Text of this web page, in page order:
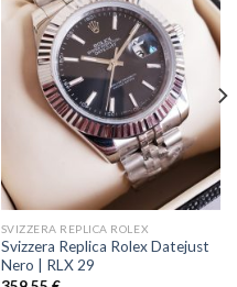
SVIZZERA REPLICA ROLEX
Svizzera Replica Rolex Datejust
Nero | RLX 29